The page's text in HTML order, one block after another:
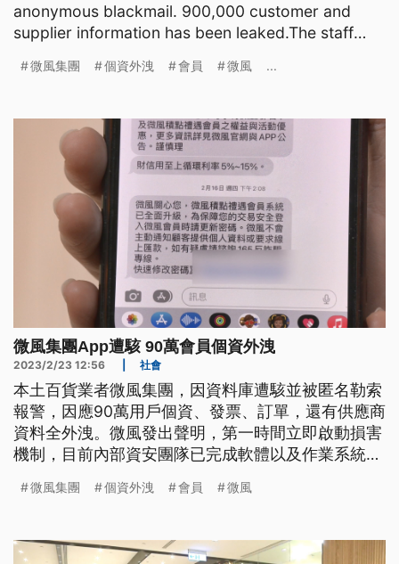
anonymous blackmail. 900,000 customer and
supplier information has been leaked.The staff
微風集團 個資外洩 會員 微風 ...
微風集團App遭駭 90萬會員個資外洩
2023/2/23 12:56 社會
本土百貨業者微風集團，因資料庫遭駭並被匿名勒索
報警，因應90萬用戶個資、發票、訂單，還有供應商
資料全外洩。微風發出聲明，第一時間立即啟動損害
機制，目前內部資安團隊已完成軟體以及作業系統安
微風集團 個資外洩 會員 微風